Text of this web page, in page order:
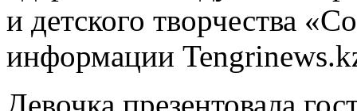
и детского творчества
информации